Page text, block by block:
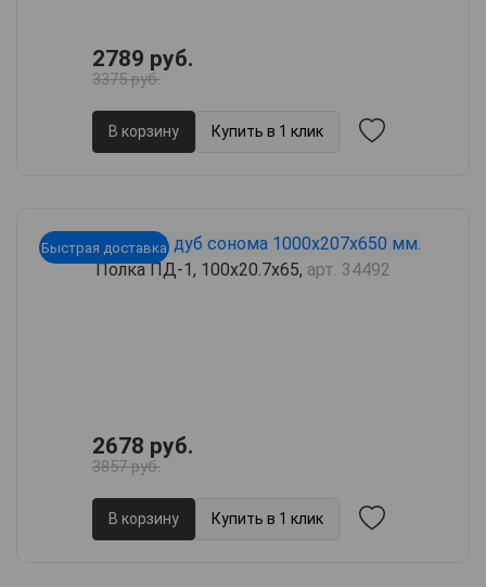
2789 руб.
3375 руб.
В корзину Купить в 1 клик
Быстрая доставка
Полка ПД-1, 100х20.7х65, арт. 34492
2678 руб.
3857 руб.
В корзину Купить в 1 клик